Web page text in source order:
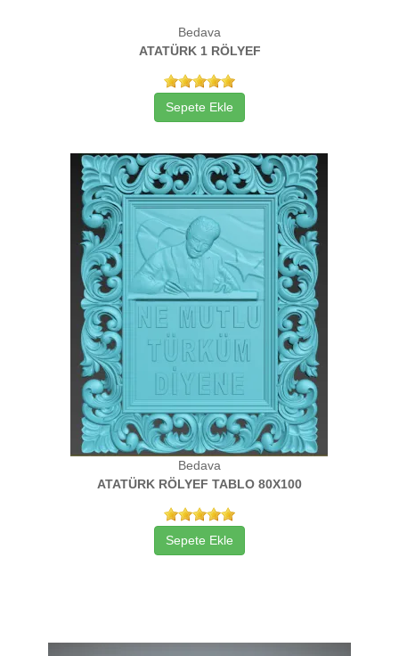
Bedava
ATATÜRK 1 RÖLYEF
Sepete Ekle
Bedava
ATATÜRK RÖLYEF TABLO 80X100
Sepete Ekle